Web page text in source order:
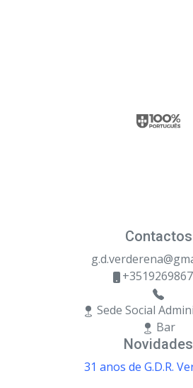
Contactos
Sede Social
Bar
Novidades
31 anos de G.D.R.